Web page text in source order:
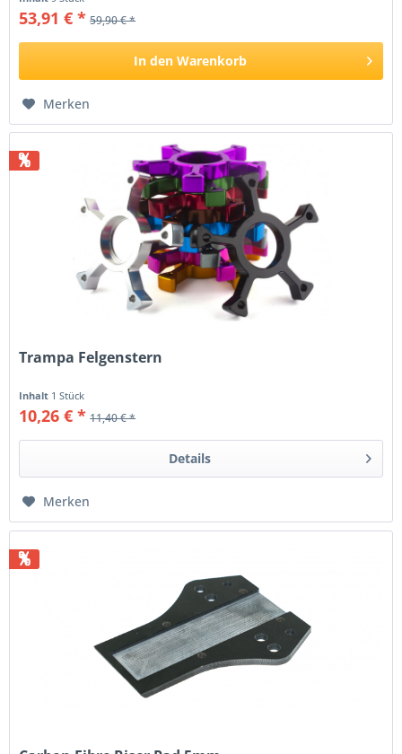
53,91 € * 59,90 € *
In den Warenkorb
Merken
%
Trampa Felgenstern
Inhalt 1 Stück
10,26 € * 11,40 € *
Details
Merken
%